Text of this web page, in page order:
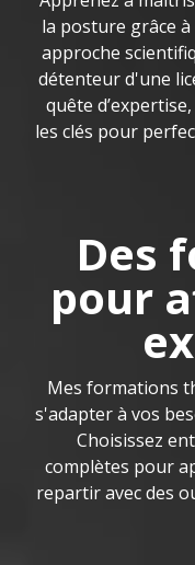
la posture grâce
approche
détenteur d'une
quête
les clés pour
Des
pour
Mes formations
s'adapter à vos
Choisissez
complètes pour
repartir avec des